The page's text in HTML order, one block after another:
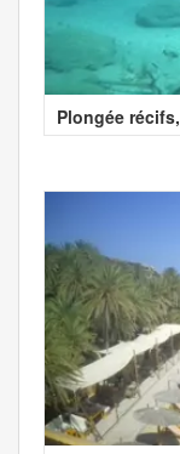
Plongée